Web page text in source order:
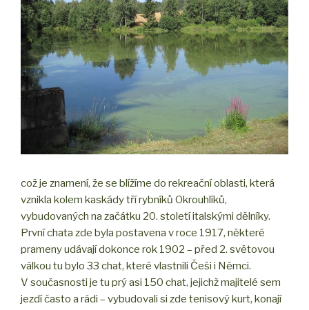
což je znamení, že se blížíme do rekreační oblasti, která
vznikla kolem kaskády tří rybníků Okrouhlíků,
vybudovaných na začátku 20. století italskými dělníky.
První chata zde byla postavena v roce 1917, některé
prameny udávají dokonce rok 1902 – před 2. světovou
válkou tu bylo 33 chat, které vlastnili Češi i Němci.
V současnosti je tu prý asi 150 chat, jejichž majitelé sem
jezdí často a rádi – vybudovali si zde tenisový kurt, konají